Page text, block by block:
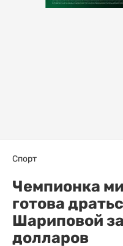
Спорт
Чемпионка
готова
Шариповой
долларов